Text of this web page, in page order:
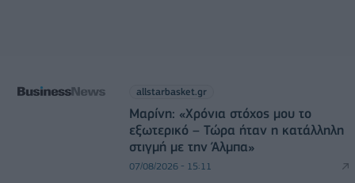
allstarbasket.gr
Μαρίνη: «Χρόνια στόχος μου το
εξωτερικό – Τώρα ήταν η κατάλληλη
στιγμή με την Άλμπα»
07/08/2026 - 15:11